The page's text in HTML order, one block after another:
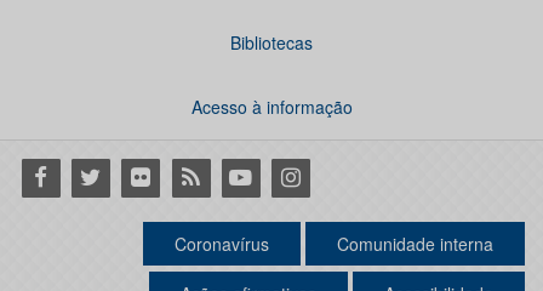
Bibliotecas
Acesso à informação
Facebook
Twitter Flickr RSS YoutubeInstagram
Coronavírus Comunidade interna